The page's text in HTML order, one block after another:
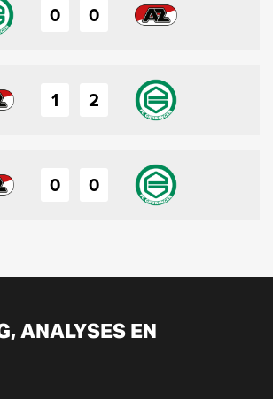
0 0
1 2
0 0
ANALYSES EN